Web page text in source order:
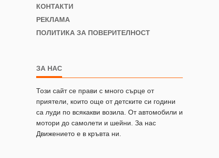
КОНТАКТИ
РЕКЛАМА
ПОЛИТИКА ЗА ПОВЕРИТЕЛНОСТ
ЗА НАС
Този сайт се прави с много сърце от
приятели, които още от детските си години
са луди по всякакви возила. От автомобили и
мотори до самолети и шейни. За нас
Движението е в кръвта ни.